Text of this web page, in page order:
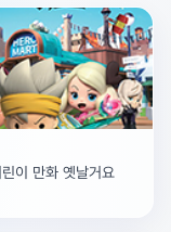
이 만화 옛날거요